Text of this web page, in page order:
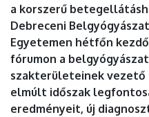
a korszerű
Debreceni
Egyetemen hétfőn
fórumon a
szakterületeinek vezető
elmúlt időszak
eredményeit, új